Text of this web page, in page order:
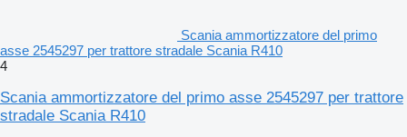
Scania ammortizzatore del primo
asse 2545297 per trattore stradale Scania R410
4
Scania ammortizzatore del primo asse 2545297 per trattore
stradale Scania R410